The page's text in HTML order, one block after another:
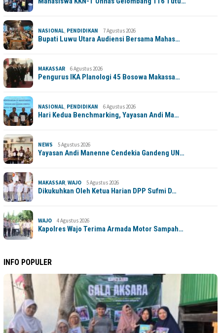
NASIONAL, PENDIDIKAN 7 Agustus 2026
Bupati Luwu Utara Audiensi Bersama Mahas…
MAKASSAR 6 Agustus 2026
Pengurus IKA Planologi 45 Bosowa Makassa…
NASIONAL, PENDIDIKAN 6 Agustus 2026
Hari Kedua Benchmarking, Yayasan Andi Ma…
NEWS 5 Agustus 2026
Yayasan Andi Manenne Cendekia Gandeng UN…
MAKASSAR, WAJO 5 Agustus 2026
Dikukuhkan Oleh Ketua Harian DPP Sufmi D…
WAJO 4 Agustus 2026
Kapolres Wajo Terima Armada Motor Sampah…
INFO POPULER